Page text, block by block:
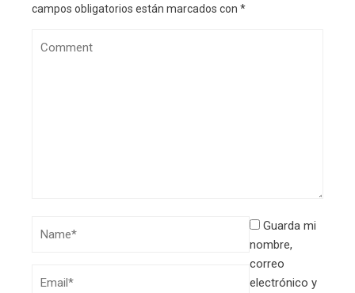
campos obligatorios están marcados con *
Guarda mi
nombre,
correo
electrónico y